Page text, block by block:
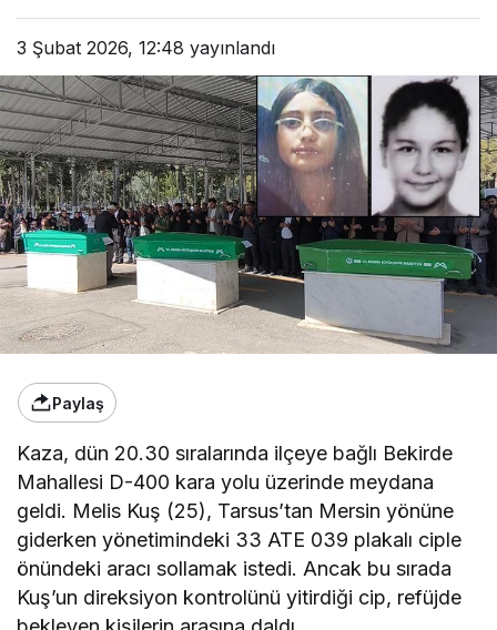
3 Şubat 2026, 12:48 yayınlandı
Paylaş
Kaza, dün 20.30 sıralarında ilçeye bağlı Bekirde
Mahallesi D-400 kara yolu üzerinde meydana
geldi. Melis Kuş (25), Tarsus’tan Mersin yönüne
giderken yönetimindeki 33 ATE 039 plakalı ciple
önündeki aracı sollamak istedi. Ancak bu sırada
Kuş’un direksiyon kontrolünü yitirdiği cip, refüjde